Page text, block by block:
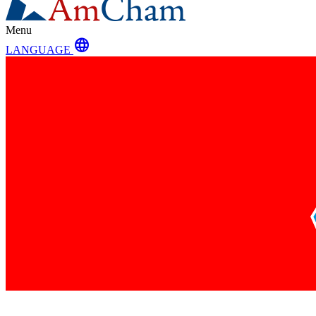
Menu
LANGUAGE language